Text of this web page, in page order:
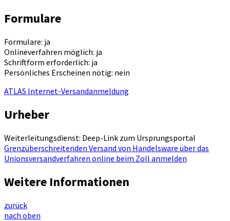
Formulare
Formulare: ja
Onlineverfahren möglich: ja
Schriftform erforderlich: ja
Persönliches Erscheinen nötig: nein
ATLAS Internet-Versandanmeldung
Urheber
Weiterleitungsdienst: Deep-Link zum Ursprungsportal
Grenzüberschreitenden Versand von Handelsware über das
Unionsversandverfahren online beim Zoll anmelden
Weitere Informationen
zurück
nach oben